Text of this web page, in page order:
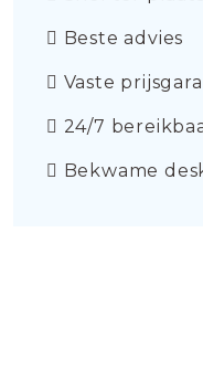
Beste advies
Vaste
24/7
Bekwame